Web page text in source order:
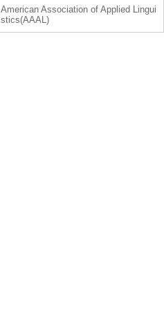
American Association of Applied Lingui
stics(AAAL)